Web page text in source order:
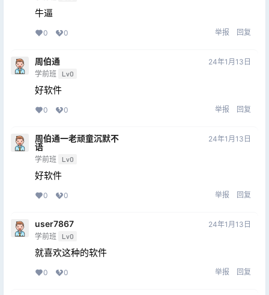
牛逼
0 0 举报 回复
周伯通
学前班 Lv0
24年1月13日
好软件
0 0 举报 回复
周伯通一老顽童沉默不
语
学前班 Lv0
24年1月13日
好软件
0 0 举报 回复
user7867
学前班 Lv0
24年1月13日
就喜欢这种的软件
0 0 举报 回复